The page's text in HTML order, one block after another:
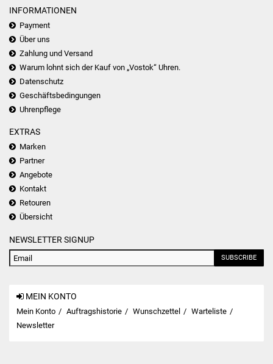
INFORMATIONEN
Payment
Über uns
Zahlung und Versand
Warum lohnt sich der Kauf von „Vostok“ Uhren.
Datenschutz
Geschäftsbedingungen
Uhrenpflege
EXTRAS
Marken
Partner
Angebote
Kontakt
Retouren
Übersicht
NEWSLETTER SIGNUP
SUBSCRIBE
MEIN KONTO
Mein Konto Auftragshistorie Wunschzettel
Warteliste
Newsletter